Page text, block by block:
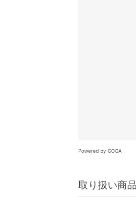
Powered by GOGA
取り扱い商品